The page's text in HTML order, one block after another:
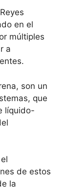
en el
múltiples
a
son un
que
líquido-
de estos
la